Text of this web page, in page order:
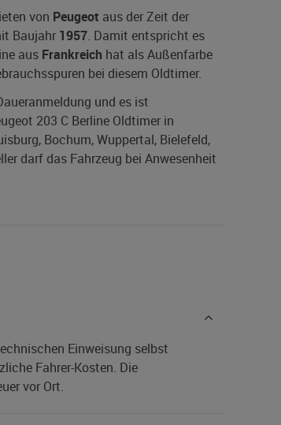
von Peugeot aus der Zeit der
Baujahr 1957. Damit entspricht es
aus Frankreich hat als Außenfarbe
bei diesem Oldtimer.
und es ist
203 C Berline Oldtimer in
Bochum, Wuppertal, Bielefeld,
darf das Fahrzeug bei Anwesenheit
Einweisung selbst
Fahrer-Kosten. Die
vor Ort.